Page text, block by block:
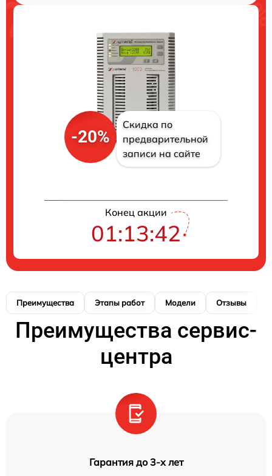
-20%
Скидка по
предварительной
записи на сайте
Конец акции
01:13:41
Преимущества Этапы работ Модели Отзывы
Преимущества сервис-
центра
Гарантия до 3-х лет